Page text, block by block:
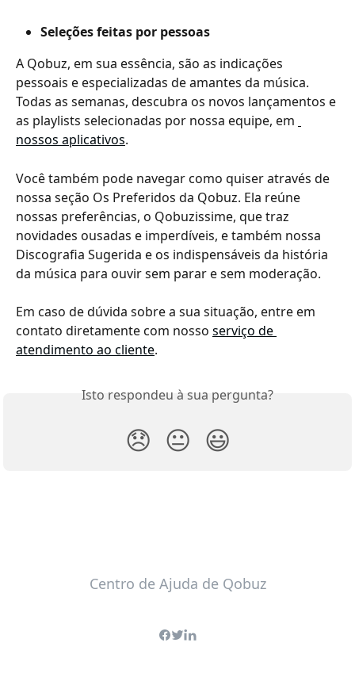
Seleções feitas por pessoas
A Qobuz, em sua essência, são as indicações
pessoais e especializadas de amantes da música.
Todas as semanas, descubra os novos lançamentos e
as playlists selecionadas por nossa equipe, em
nossos aplicativos.
Você também pode navegar como quiser através de
nossa seção Os Preferidos da Qobuz. Ela reúne
nossas preferências, o Qobuzissime, que traz
novidades ousadas e imperdíveis, e também nossa
Discografia Sugerida e os indispensáveis da história
da música para ouvir sem parar e sem moderação.
Em caso de dúvida sobre a sua situação, entre em
contato diretamente com nosso serviço de
atendimento ao cliente.
Isto respondeu à sua pergunta?
😞 😐 😃
Centro de Ajuda de Qobuz